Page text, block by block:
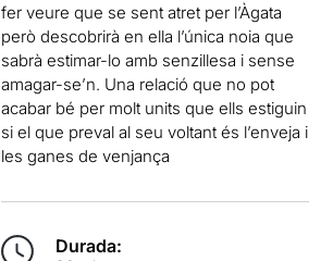
fer veure que se sent atret per l’Àgata
però descobrirà en ella l’única noia que
sabrà estimar-lo amb senzillesa i sense
amagar-se’n. Una relació que no pot
acabar bé per molt units que ells estiguin
si el que preval al seu voltant és l’enveja i
les ganes de venjança
Durada: